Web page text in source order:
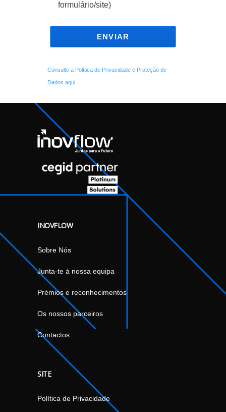
formulário/site)
ENVIAR
Consulte a Política de Privacidade e Proteção de
Dados aqui
INOVFLOW
Sobre Nós
Junta-te à nossa equipa
Prémios e reconhecimentos
Os nossos parceiros
Contactos
SITE
Política de Privacidade